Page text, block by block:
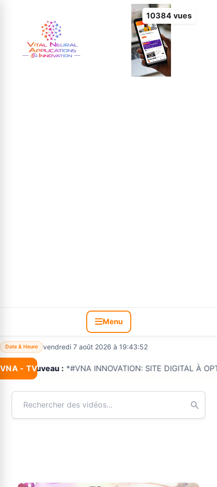
10384 vues
Menu
Date & Heure vendredi 7 août 2026 à 19:43:53
VNA - TVNouveau :*#VNA INNOVATION: SITE DIGITAL À